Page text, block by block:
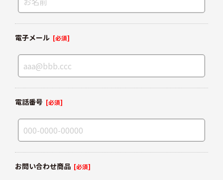
電子メール [必須]
電話番号 [必須]
お問い合わせ商品 [必須]